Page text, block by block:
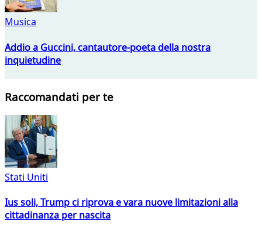
Musica
Addio a Guccini, cantautore-poeta della nostra
inquietudine
Raccomandati per te
Stati Uniti
Ius soli, Trump ci riprova e vara nuove limitazioni alla
cittadinanza per nascita